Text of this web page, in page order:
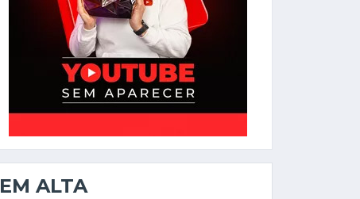
EM ALTA